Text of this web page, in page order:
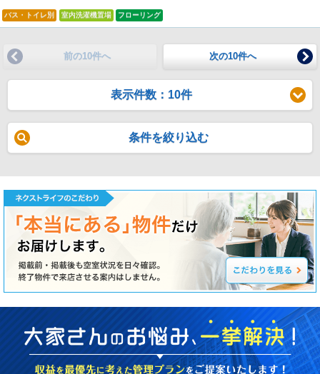
バス・トイレ別 室内洗濯機置場 フローリング
前の10件へ 次の10件へ
表示件数：10件
条件を絞り込む